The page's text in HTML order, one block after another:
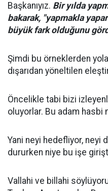
Başkanıyız. Bir yılda
bakarak, "yapmakla
büyük fark olduğunu
Şimdi bu örneklerden
dışarıdan yöneltilen
Öncelikle tabi bizi
oluyorlar. Bu adam hasbi
Yani neyi hedefliyor, neyi
dururken niye bu işe
Vallahi ve billahi